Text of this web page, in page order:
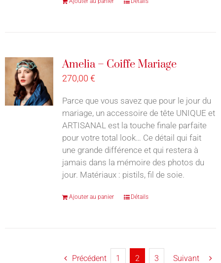
Amelia – Coiffe Mariage
270,00 €
Parce que vous savez que pour le jour du
mariage, un accessoire de tête UNIQUE et
ARTISANAL est la touche finale parfaite
pour votre total look… Ce détail qui fait
une grande différence et qui restera à
jamais dans la mémoire des photos du
jour. Matériaux : pistils, fil de soie.
Ajouter au panier Détails
Précédent 1 2 3 Suivant